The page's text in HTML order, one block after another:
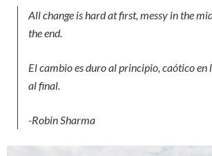
All change is hard at first, messy in the
the end.
El cambio es duro al principio, caótico
al final.
-Robin Sharma